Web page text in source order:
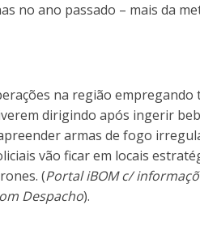
no ano passado – mais da
na região
dirigindo após ingerir
armas de fogo
vão ficar em locais
(Portal iBOM c/
Despacho).